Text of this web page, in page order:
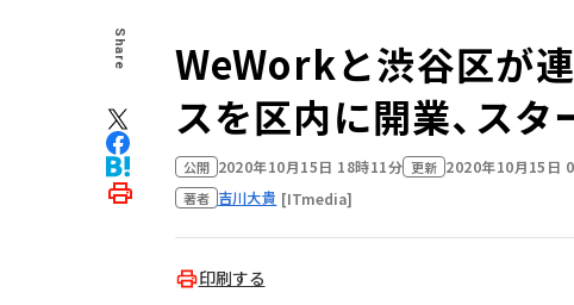
Share
WeWorkと渋谷区が
スを区内に開業、ス
公開 2020年10月15日 18時11分 更新 2020年10月15日
著者 吉川大貴 [ITmedia]
印刷する